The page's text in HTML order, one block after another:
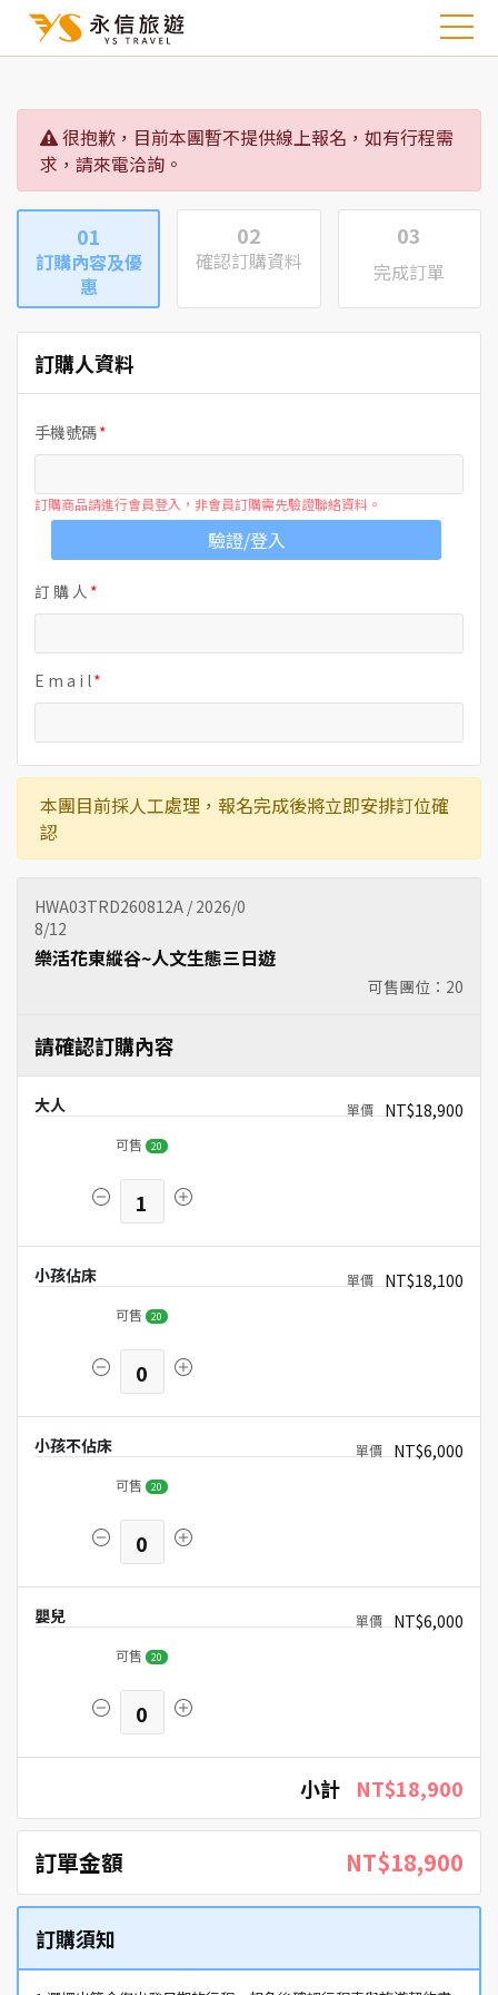
很抱歉，目前本團暫不提供線上報名，如有行程需
求，請來電洽詢。
01
訂購內容及優
惠
02
確認訂購資料
03
完成訂單
訂購人資料
手機號碼
訂購商品請進行會員登入，非會員訂購需先驗證聯絡資料。
驗證/登入
訂 購 人
E m a i l
本團目前採人工處理，報名完成後將立即安排訂位確
認
HWA03TRD260812A / 2026/0
8/12
可售團位： 20
樂活花東縱谷~人文生態三日遊
請確認訂購內容
大人 NT$18,900
可售 20
1
小孩佔床 NT$18,100
可售 20
0
小孩不佔床 NT$6,000
可售 20
0
嬰兒 NT$6,000
可售 20
0
小計 NT$18,900
訂單金額 NT$18,900
訂購須知